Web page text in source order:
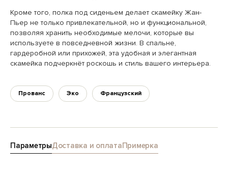
Кроме того, полка под сиденьем делает скамейку Жан-
Пьер не только привлекательной, но и функциональной,
позволяя хранить необходимые мелочи, которые вы
используете в повседневной жизни. В спальне,
гардеробной или прихожей, эта удобная и элегантная
скамейка подчеркнёт роскошь и стиль вашего интерьера.
Прованс Эко Французский
ПараметрыДоставка и оплатаПримерка